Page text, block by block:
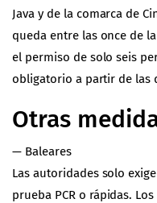
Java y de la comarca de
queda entre las once de
el permiso de solo seis
obligatorio a partir de las
Otras
— Baleares
Las autoridades solo
prueba PCR o rápidas.